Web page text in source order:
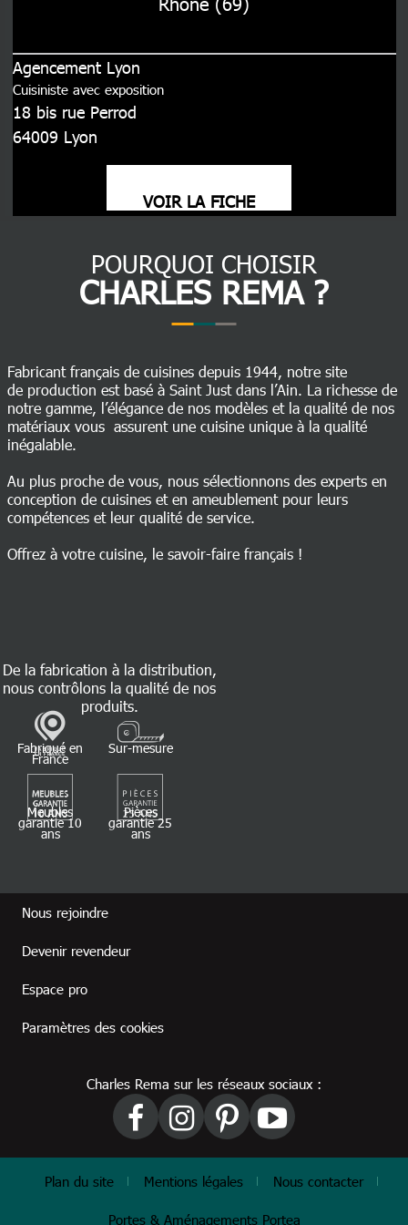
Agencement Lyon
Cuisiniste avec exposition
18 bis rue Perrod
64009 Lyon
VOIR LA FICHE
POURQUOI CHOISIR
CHARLES REMA ?
Fabricant français de cuisines depuis 1944, notre site
de production est basé à Saint Just dans l’Ain. La richesse de
notre gamme, l’élégance de nos modèles et la qualité de nos
matériaux vous assurent une cuisine unique à la qualité
inégalable.
Au plus proche de vous, nous sélectionnons des experts en
conception de cuisines et en ameublement pour leurs
compétences et leur qualité de service.
Offrez à votre cuisine, le savoir-faire français !
De la fabrication à la distribution,
nous contrôlons la qualité de nos
produits.
Fabriqué en
France
Sur-mesure
Meubles
garantie 10
ans
Pièces
garantie 25
ans
Nous rejoindre
Devenir revendeur
Espace pro
Paramètres des cookies
Charles Rema sur les réseaux sociaux :
Plan du site Mentions légales Nous contacter
Portes & Aménagements Portea